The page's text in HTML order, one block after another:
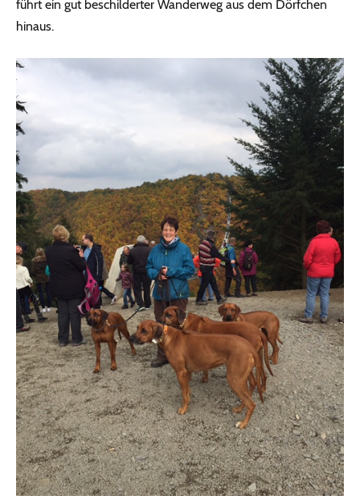
führt ein gut beschilderter Wanderweg aus dem Dörfchen
hinaus.